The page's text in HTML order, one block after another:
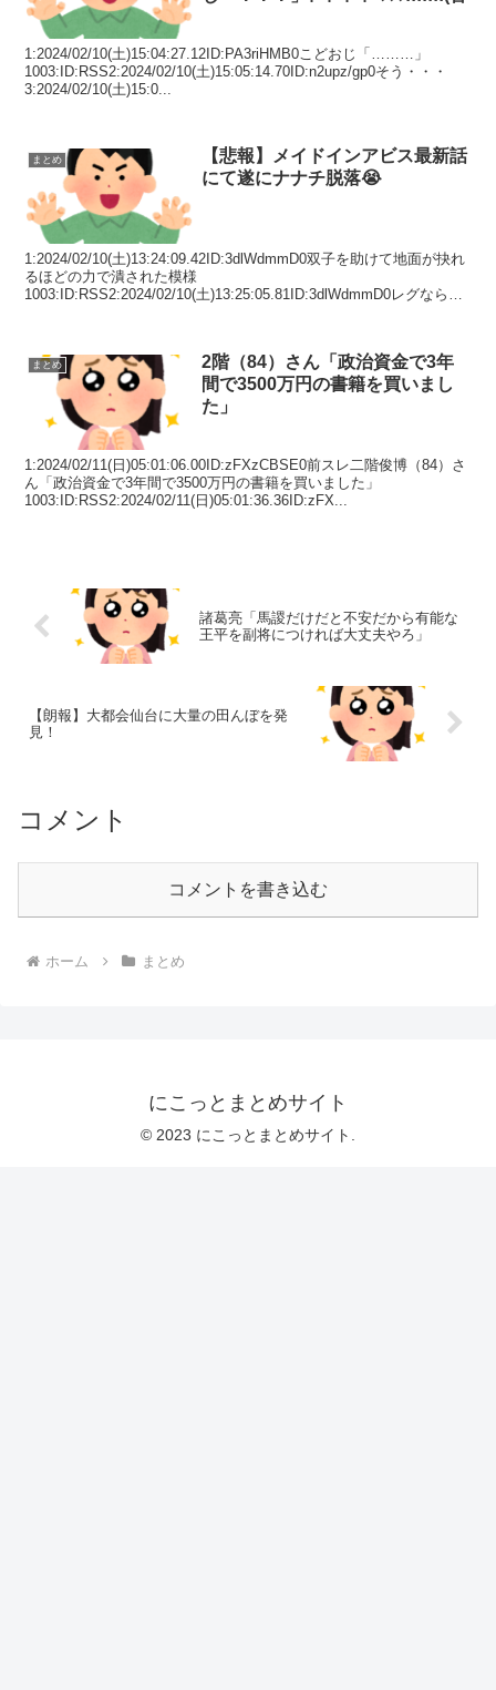
1:2024/02/10(土)15:04:27.12ID:PA3riHMB0こどおじ「………」
1003:ID:RSS2:2024/02/10(土)15:05:14.70ID:n2upz/gp0そう・・・
3:2024/02/10(土)15:0...
まとめ
【悲報】メイドインアビス最新話
にて遂にナナチ脱落😭
1:2024/02/10(土)13:24:09.42ID:3dlWdmmD0双子を助けて地面が抉れ
るほどの力で潰された模様
1003:ID:RSS2:2024/02/10(土)13:25:05.81ID:3dlWdmmD0レグならま
まとめ
2階（84）さん「政治資金で3年
間で3500万円の書籍を買いまし
た」
1:2024/02/11(日)05:01:06.00ID:zFXzCBSE0前スレ二階俊博（84）さ
ん「政治資金で3年間で3500万円の書籍を買いました」
1003:ID:RSS2:2024/02/11(日)05:01:36.36ID:zFX...
諸葛亮「馬謖だけだと不安だから有能な
王平を副将につければ大丈夫やろ」
【朗報】大都会仙台に大量の田んぼを発
見！
コメント
コメントを書き込む
ホーム まとめ
にこっとまとめサイト
© 2023 にこっとまとめサイト.